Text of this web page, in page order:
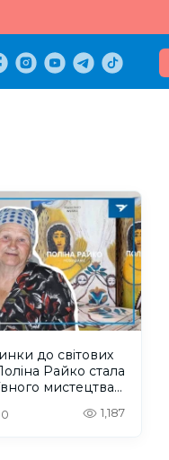
до світових
Райко стала
мистецтва
1,187